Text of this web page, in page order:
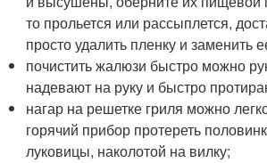
то прольется или рассыплется,
просто удалить пленку и заменить
почистить жалюзи быстро можно
надевают на руку и быстро
нагар на решетке гриля можно
горячий прибор протереть
луковицы, наколотой на вилку;